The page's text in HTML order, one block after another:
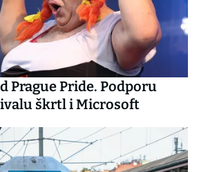
Prague Pride. Podporu
škrtl i Microsoft